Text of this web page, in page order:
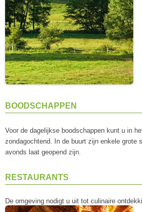
BOODSCHAPPEN
Voor de dagelijkse boodschappen kunt u in
zondagochtend. In de buurt zijn enkele grote
avonds laat geopend zijn.
RESTAURANTS
De omgeving nodigt u uit tot culinaire